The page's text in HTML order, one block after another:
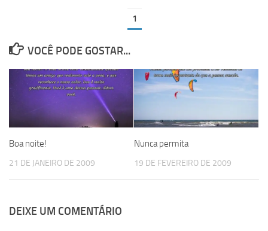
1
VOCÊ PODE GOSTAR...
Boa noite!
21 DE JANEIRO DE 2009
Nunca permita
19 DE FEVEREIRO DE 2009
DEIXE UM COMENTÁRIO